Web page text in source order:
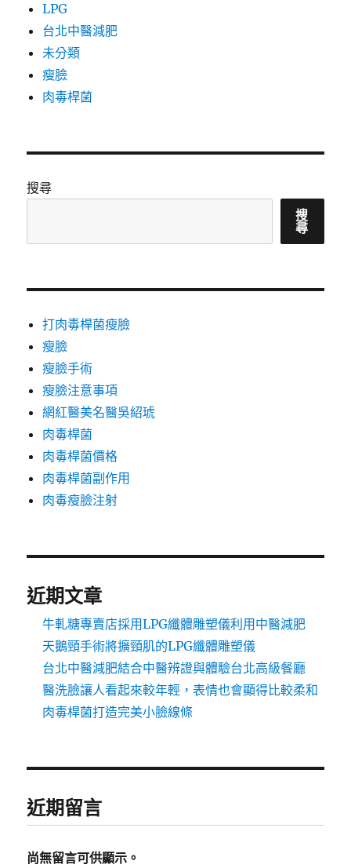
LPG
台北中醫減肥
未分類
瘦臉
肉毒桿菌
搜尋
搜
尋
打肉毒桿菌瘦臉
瘦臉
瘦臉手術
瘦臉注意事項
網紅醫美名醫吳紹琥
肉毒桿菌
肉毒桿菌價格
肉毒桿菌副作用
肉毒瘦臉注射
近期文章
牛軋糖專賣店採用LPG纖體雕塑儀利用中醫減肥
天鵝頸手術將擴頸肌的LPG纖體雕塑儀
台北中醫減肥結合中醫辨證與體驗台北高級餐廳
醫洗臉讓人看起來較年輕，表情也會顯得比較柔和
肉毒桿菌打造完美小臉線條
近期留言
尚無留言可供顯示。